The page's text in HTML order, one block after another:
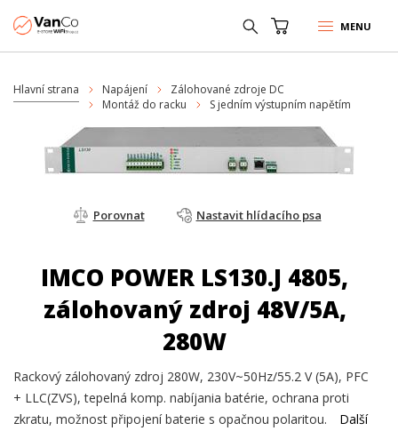
MENU
Hlavní strana Napájení
Zálohované zdroje DC
Montáž do racku
S jedním výstupním napětím
Porovnat Nastavit hlídacího psa
IMCO POWER LS130.J 4805,
zálohovaný zdroj 48V/5A,
280W
Rackový zálohovaný zdroj 280W, 230V~50Hz/55.2 V (5A), PFC
+ LLC(ZVS), tepelná komp. nabíjania batérie, ochrana proti
zkratu, možnost připojení baterie s opačnou polaritou.
Další